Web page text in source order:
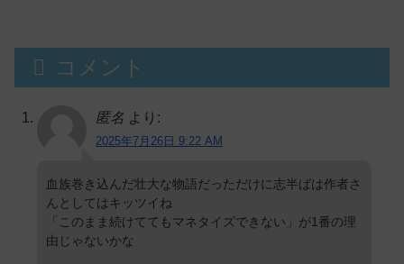
コメント
匿名 より:
2025年7月26日 9:22 AM
血族巻き込んだ壮大な物語だっただけに志半ばは作者さ
んとしてはキッツイね
「このまま続けててもマネタイズできない」が1番の理
由じゃないかな